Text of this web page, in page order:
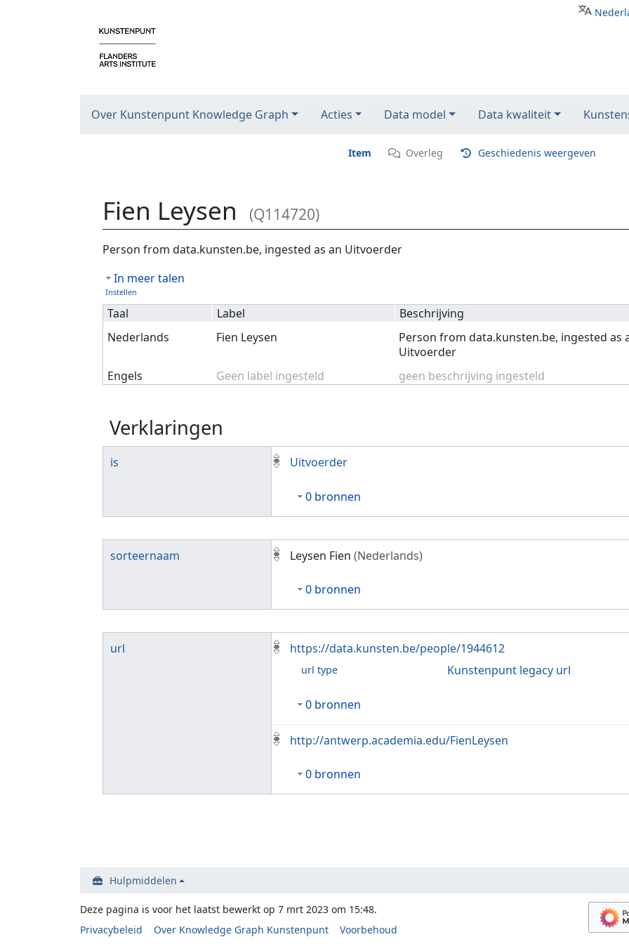
Over Kunstenpunt Knowledge Graph Acties Data model Data kwaliteit
Item Overleg Geschiedenis weergeven
Fien Leysen (Q114720)
Ga naar:navigatie,zoeken
Person from data.kunsten.be, ingested as an Uitvoerder
In meer talen
Instellen
Taal Label
Beschrijving
Nederlands
Fien Leysen
Person from data.kunsten.be, ingested as
Uitvoerder
Engels
Geen label ingesteld geen beschrijving ingesteld
Verklaringen
is Uitvoerder
0 bronnen
sorteernaam Leysen Fien (Nederlands)
0 bronnen
url https://data.kunsten.be/people/1944612
url type Kunstenpunt legacy url
0 bronnen
http://antwerp.academia.edu/FienLeysen
0 bronnen
Hulpmiddelen
Deze pagina is voor het laatst bewerkt op 7 mrt 2023 om 15:48.
Privacybeleid
Over Knowledge Graph Kunstenpunt Voorbehoud